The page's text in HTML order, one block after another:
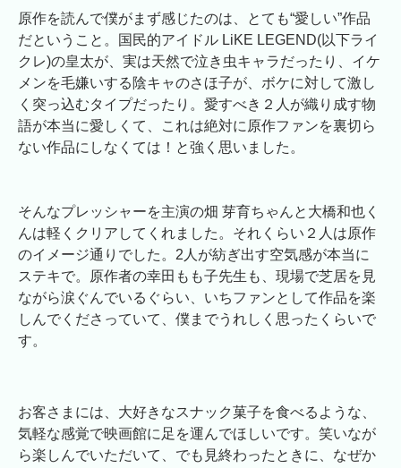
原作を読んで僕がまず感じたのは、とても“愛しい”作品
だということ。国民的アイドル LiKE LEGEND(以下ライ
クレ)の皇太が、実は天然で泣き虫キャラだったり、イケ
メンを毛嫌いする陰キャのさほ子が、ボケに対して激し
く突っ込むタイプだったり。愛すべき２人が織り成す物
語が本当に愛しくて、これは絶対に原作ファンを裏切ら
ない作品にしなくては！と強く思いました。
そんなプレッシャーを主演の畑 芽育ちゃんと大橋和也く
んは軽くクリアしてくれました。それくらい２人は原作
のイメージ通りでした。2人が紡ぎ出す空気感が本当に
ステキで。原作者の幸田もも子先生も、現場で芝居を見
ながら涙ぐんでいるぐらい、いちファンとして作品を楽
しんでくださっていて、僕までうれしく思ったくらいで
す。
お客さまには、大好きなスナック菓子を食べるような、
気軽な感覚で映画館に足を運んでほしいです。笑いなが
ら楽しんでいただいて、でも見終わったときに、なぜか